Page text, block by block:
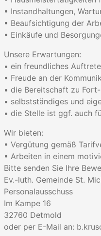
• Instandhaltungen,
• Beaufsichtigung der
• Einkäufe und
Unsere Erwartungen:
• ein freundliches
• Freude an der
• die Bereitschaft zu
• selbstständiges und
• die Stelle ist ggf. auch
Wir bieten:
• Vergütung gemäß
• Arbeiten in einem
Bitte senden Sie Ihre
Ev.-luth. Gemeinde St.
Personalausschuss
Im Kampe 16
32760 Detmold
oder per E-Mail an: